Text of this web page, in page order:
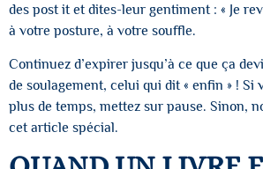
des post it et dites-leur gentiment : « Je
à votre posture, à votre souffle.
Continuez d’expirer jusqu’à ce que ça
de soulagement, celui qui dit « enfin » ! Si
plus de temps, mettez sur pause. Sinon,
cet article spécial.